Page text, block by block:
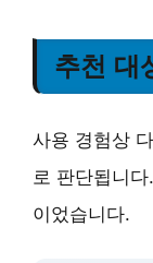
추천 대
사용 경험상
로 판단됩니
이었습니다.